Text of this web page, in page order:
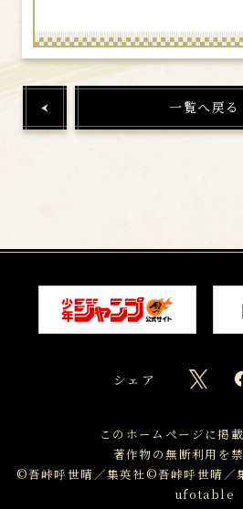
一覧へ戻る
シェア
このホームページに掲
著作物の無断利用を禁
©吾峠呼世晴／集英社©吾峠呼世晴／
ufotable